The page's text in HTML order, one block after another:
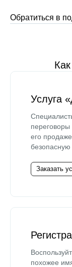
Обратиться в
Услуга
его
безопасную
Заказать
похожее